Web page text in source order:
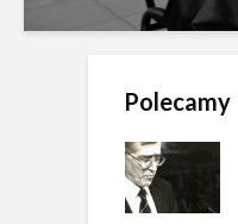
Polecamy